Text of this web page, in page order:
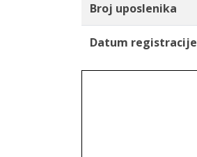
Broj uposlenika
Datum registracije